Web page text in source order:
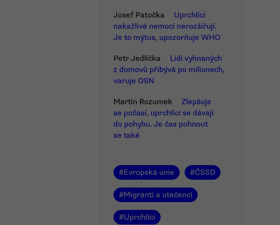
Josef Patočka
Uprchlíci
nakažlivé nemoci nerozšiřují.
Je to mýtus, upozorňuje WHO
Petr Jedlička
Lidí vyhnaných
z domovů přibývá po milionech,
varuje OSN
Martin Rozumek
Zlepšuje
se počasí, uprchlíci se dávají
do pohybu. Je čas pohnout
se také
#Evropská unie #ČSSD
#Migranti a utečenci
#Uprchlíci